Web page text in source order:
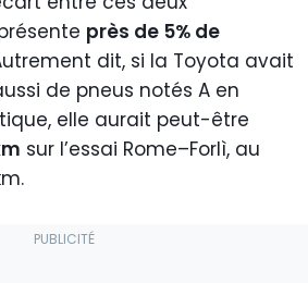
près de 5% de
dit, si la Toyota avait
de pneus notés A en
elle aurait peut-être
sur l’essai Rome–Forlì, au